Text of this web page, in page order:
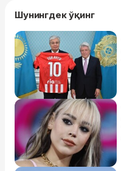
Шунингдек ўқинг